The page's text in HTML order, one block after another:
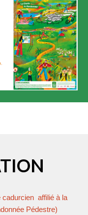
cadurcien affilié à la
Pédestre)